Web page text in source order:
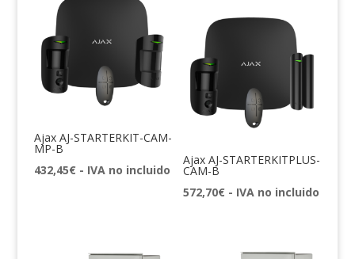
Ajax AJ-STARTERKIT-CAM-
MP-B
432,45€ - IVA no incluido
Ajax AJ-STARTERKITPLUS-
CAM-B
572,70€ - IVA no incluido